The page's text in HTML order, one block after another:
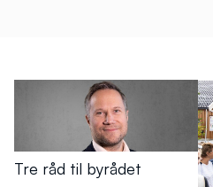
Tre råd til byrådet